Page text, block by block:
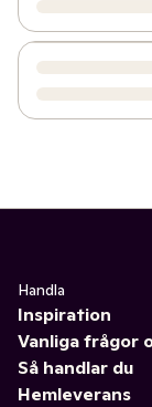
Handla
Inspiration
Vanliga frågor
Så handlar du
Hemleverans